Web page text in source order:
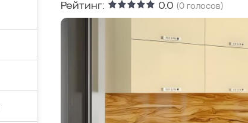
Рейтинг: 0.0 (0 голосов)